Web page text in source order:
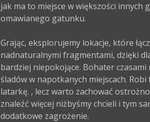
jak ma to miejsce w większości innych
omawianego gatunku.
Grając, eksplorujemy lokacje, które
nadnaturalnymi fragmentami, dzięki
bardziej niepokojące. Bohater
śladów w napotkanych miejscach.
latarkę. , lecz warto zachować
znaleźć więcej niżbyśmy chcieli i tym
dodatkowe zagrożenie.